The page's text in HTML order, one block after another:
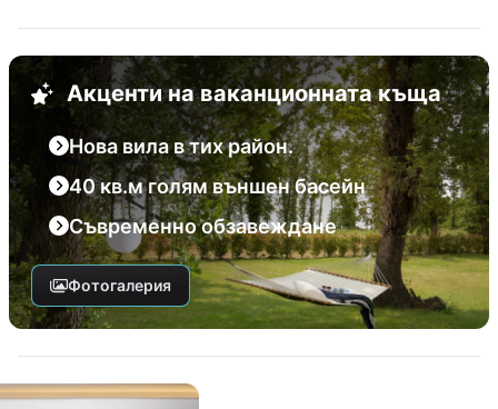
Акценти на ваканционната къща
Нова вила в тих район.
40 кв.м голям външен басейн
Съвременно обзавеждане
Фотогалерия